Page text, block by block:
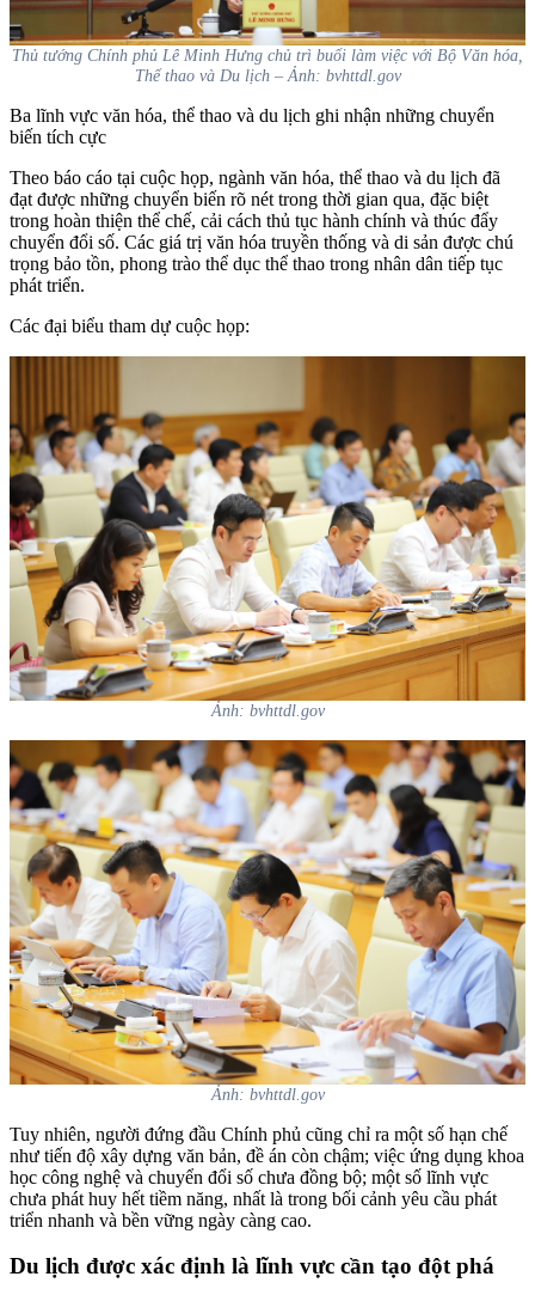
Thủ tướng Chính phủ Lê Minh Hưng chủ trì buổi làm việc với Bộ Văn hóa,
Thể thao và Du lịch – Ảnh: bvhttdl.gov
Ba lĩnh vực văn hóa, thể thao và du lịch ghi nhận những chuyển
biến tích cực
Theo báo cáo tại cuộc họp, ngành văn hóa, thể thao và du lịch đã
đạt được những chuyển biến rõ nét trong thời gian qua, đặc biệt
trong hoàn thiện thể chế, cải cách thủ tục hành chính và thúc đẩy
chuyển đổi số. Các giá trị văn hóa truyền thống và di sản được chú
trọng bảo tồn, phong trào thể dục thể thao trong nhân dân tiếp tục
phát triển.
Các đại biểu tham dự cuộc họp:
Ảnh: bvhttdl.gov
Ảnh: bvhttdl.gov
Tuy nhiên, người đứng đầu Chính phủ cũng chỉ ra một số hạn chế
như tiến độ xây dựng văn bản, đề án còn chậm; việc ứng dụng khoa
học công nghệ và chuyển đổi số chưa đồng bộ; một số lĩnh vực
chưa phát huy hết tiềm năng, nhất là trong bối cảnh yêu cầu phát
triển nhanh và bền vững ngày càng cao.
Du lịch được xác định là lĩnh vực cần tạo đột phá